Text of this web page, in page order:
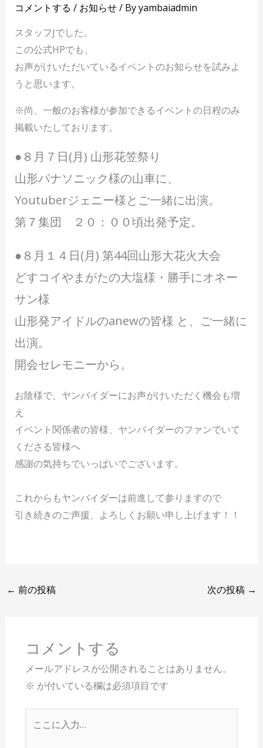
コメントする / お知らせ/ Byyambaiadmin
スタッフJでした。
この公式HPでも、
お声がけいただいているイベントのお知らせを試みよ
うと思います。
※尚、一般のお客様が参加できるイベントの日程のみ
掲載いたしております。
●８月７日(月) 山形花笠祭り
山形パナソニック様の山車に、
Youtuberジェニー様とご一緒に出演。
第７集団 ２０：００頃出発予定。
●８月１４日(月) 第44回山形大花火大会
どすコイやまがたの大塩様・勝手にオネー
サン様
山形発アイドルのanewの皆様 と、ご一緒に
出演。
開会セレモニーから。
お陰様で、ヤンバイダーにお声がけいただく機会も増
え
イベント関係者の皆様、ヤンバイダーのファンでいて
くださる皆様へ
感謝の気持ちでいっぱいでございます。
これからもヤンバイダーは前進して参りますので
引き続きのご声援、よろしくお願い申し上げます！！
← 前の投稿 次の投稿 →
コメントする
メールアドレスが公開されることはありません。
※ が付いている欄は必須項目です